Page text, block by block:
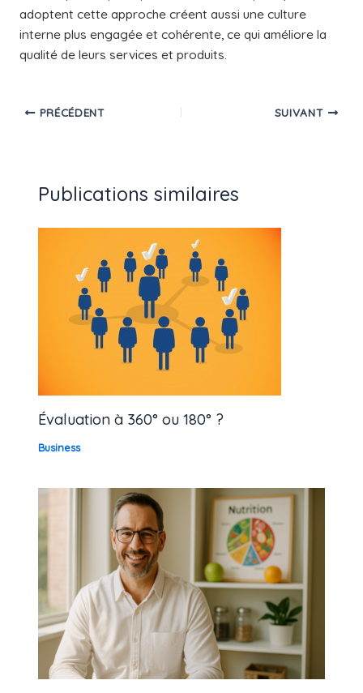
adoptent cette approche créent aussi une culture
interne plus engagée et cohérente, ce qui améliore la
qualité de leurs services et produits.
PRÉCÉDENT SUIVANT
Publications similaires
Évaluation à 360° ou 180° ?
Business